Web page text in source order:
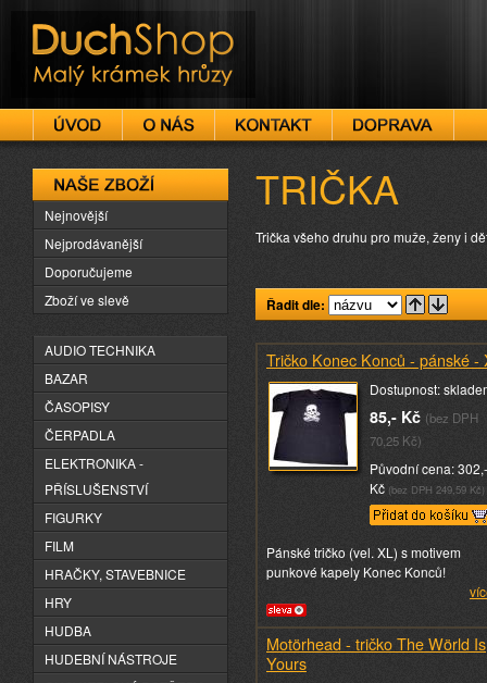
DuchShop
TRIČKA
Trička všeho druhu pro muže, ženy i
Řadit dle:
Tričko Konec Konců - pánské -
Dostupnost:
85,- Kč (bez DPH
70,25 Kč)
Původní cena: 302,-
Kč (bez DPH 249,59 Kč)
Pánské tričko (vel. XL) s motivem
punkové kapely Konec Konců!
Motörhead - tričko The Wörld Is
Yours
Naše zboží
Nejnovější
Nejprodávanější
Doporučujeme
Zboží ve slevě
AUDIO TECHNIKA
BAZAR
ČASOPISY
ČERPADLA
ELEKTRONIKA -
PŘÍSLUŠENSTVÍ
FIGURKY
FILM
HRAČKY, STAVEBNICE
HRY
HUDBA
HUDEBNÍ NÁSTROJE